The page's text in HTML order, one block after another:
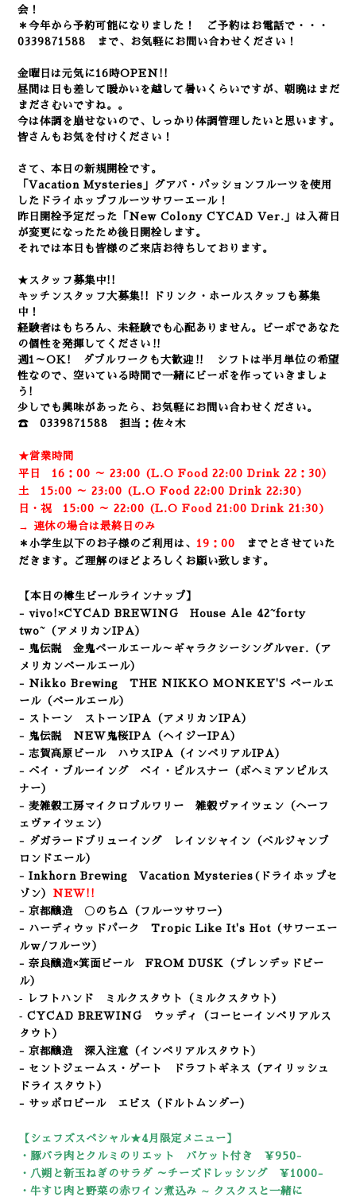
会！
＊今年から予約可能になりました！
ご予約はお電話で・・・
0339871588 まで、 お気軽にお問い合わせください！
金曜日は元気に16時OPEN!!
昼間は日も差して暖かいを越して暑いくらいですが、朝晩はまだ
まださむいですね。。
今は体調を崩せないので、しっかり体調管理したいと思います。
皆さんもお気を付けください！
さて、本日の新規開栓です。
「Vacation Mysteries」グアバ・パッションフルーツを使用
したドライホップフルーツサワーエール！
昨日開栓予定だった「New Colony CYCAD Ver.」は入荷日
が変更になったため後日開栓します。
それでは本日も皆様のご来店お待ちしております。
★スタッフ募集中!!
キッチンスタッフ大募集!! ドリンク・ホールスタッフも募集
中！
経験者はもちろん、未経験でも心配ありません。
ビーボであなた
の個性を発揮してください‼
週1～OK! ダブルワークも大歓迎‼ シフトは半月単位の希望
性なので、空いている時間で一緒にビーボを作っていきましょ
う!
少しでも興味があったら、お気軽にお問い合わせください。
☎ 0339871588 担当：佐々木
★営業時間
平日 16：00 ～ 23:00 (L.O Food 22:00 Drink 22：30）
土 15:00 ～ 23:00 (L.O Food 22:00 Drink 22:30)
日・祝 15:00 ～ 22:00 (L.O Food 21:00 Drink 21:30)
→ 連休の場合は最終日のみ
＊小学生以下のお子様のご利用は、 19：00
までとさせていた
だきます。ご理解のほどよろしくお願い致します。
【本日の樽生ビールラインナップ】
- vivo!×CYCAD BREWING House Ale 42~forty
two~（アメリカンIPA）
- 鬼伝説 金鬼ペールエール～ギャラクシーシングルver.（ア
メリカンペールエール）
- Nikko Brewing THE NIKKO MONKEY'S ペールエ
ール（ペールエール）
- ストーン ストーンIPA （アメリカンIPA）
- 鬼伝説 NEW鬼桜IPA （ヘイジーIPA）
- 志賀高原ビール ハウスIPA（インペリアルIPA）
- ベイ・ブルーイング ベイ・ピルスナー（ボヘミアンピルス
ナー）
- 麦雑穀工房マイクロブルワリー 雑穀ヴァイツェン（ヘーフ
ェヴァイツェン）
- ダガラードブリューイング レインシャイン（ベルジャンブ
ロンドエール）
- Inkhorn Brewing Vacation Mysteries(ドライホップセ
ゾン） NEW!!
- 京都醸造 〇のち△ （フルーツサワー）
- ハーディウッドパーク Tropic Like It's Hot（サワーエー
ルｗ/フルーツ）
- 奈良醸造×箕面ビール FROM DUSK（ブレンデッドビー
ル）
‐ レフトハンド ミルクスタウト（ミルクスタウト）
‐ CYCAD BREWING ウッディ（コーヒーインペリアルス
タウト）
- 京都醸造 深入注意（インペリアルスタウト）
- セントジェームス・ゲート ドラフトギネス（アイリッシュ
ドライスタウト）
- サッポロビール エビス（ドルトムンダー）
【シェフズスペシャル★4月限定メニュー】
・豚バラ肉とクルミのリエット バケット付き ￥950-
・八朔と新玉ねぎのサラダ ～チーズドレッシング ￥1000-
・牛すじ肉と野菜の赤ワイン煮込み ∼ クスクスと一緒に